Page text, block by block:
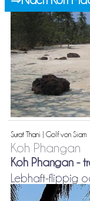
Surat Thani | Golf von Siam
Koh Phangan
Koh Phangan -
Lebhaft-flippig